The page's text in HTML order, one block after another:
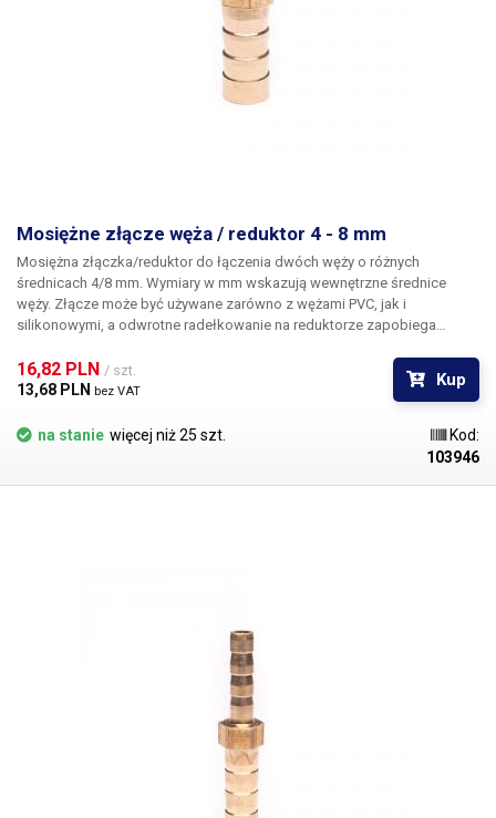
Mosiężne złącze węża / reduktor 4 - 8 mm
Mosiężna złączka/reduktor do łączenia dwóch węży o różnych
średnicach 4/8 mm. Wymiary w mm wskazują wewnętrzne średnice
węży. Złącze może być używane zarówno z wężami PVC, jak i
silikonowymi, a odwrotne radełkowanie na reduktorze zapobiega
średnicy wewnętrznej 4 i 8 mm Długość: 40 mm Waga: 4g
16,82 PLN / szt.
13,68 PLN bez VAT
Kup
na stanie więcej niż 25 szt.
Kod:
103946